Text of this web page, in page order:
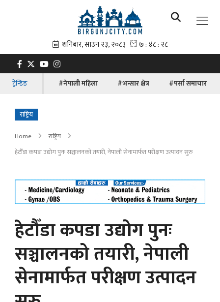
ट्रेन्डिङ #नेपाली महिला #भन्सार क्षेत्र #पर्सा समाचार
राष्ट्रिय
Home
राष्ट्रिय
हेटौँडा कपडा उद्योग पुनः सञ्चालनको तयारी, नेपाली सेनामार्फत परीक्षण उत्पादन सुरु
हेटौँडा कपडा उद्योग पुनः
सञ्चालनको तयारी, नेपाली
सेनामार्फत परीक्षण उत्पादन